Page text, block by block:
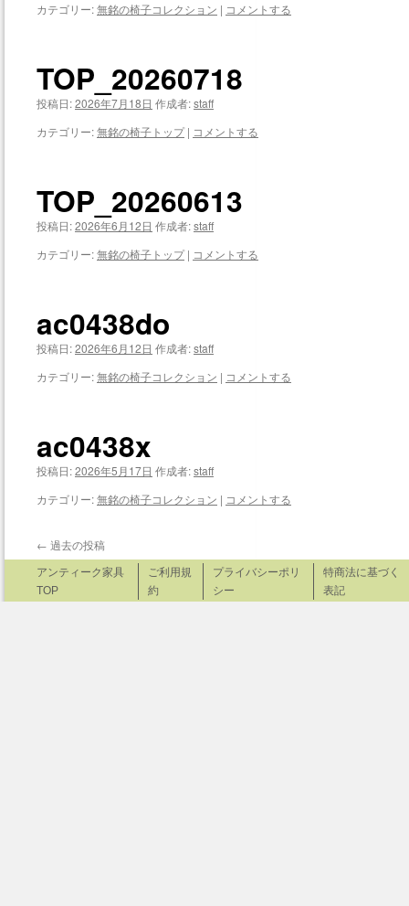
カテゴリー:無銘の椅子コレクション | コメントする
TOP_20260718
投稿日:2026年7月18日 作成者:staff
カテゴリー:無銘の椅子トップ | コメントする
TOP_20260613
投稿日:2026年6月12日 作成者:staff
カテゴリー:無銘の椅子トップ | コメントする
ac0438do
投稿日:2026年6月12日 作成者:staff
カテゴリー:無銘の椅子コレクション | コメントする
ac0438x
投稿日:2026年5月17日 作成者:staff
カテゴリー:無銘の椅子コレクション | コメントする
← 過去の投稿
アンティーク家具
TOP
ご利用規
約
プライバシーポリ
シー
特商法に基づく
表記